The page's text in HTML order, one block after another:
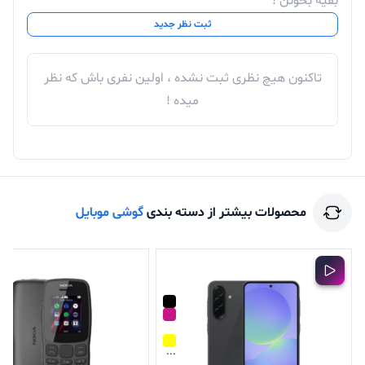
به قاب پشتی داده است و آن را جذاب‌تر کرده.
جالب است بدانید که در این دوربین چهارگانه شاهد لنز اصلی
این ماژول شاهد سه لنز دیگر هستیم که در کنار لنز آخر
می‌توان فلش LED را مشاهده کرد. فلش LED موجود به
است به خوبی نور کافی برای ثبت تصویر را مهیا می‌کند.
لنز اصلی این دوربین از نوع عریض بوده که می‌تواند تصاویر
که در شرایط نوری مناسب می‌تواند تصاویر بسیار باکیفیت و
با جزئیات تمام را ضبط کند.
ثبت نظر جدید
تاکنون هیچ نظری ثبت نشده ، اولین نفری باش که نظر
میده !
محصولات بیشتر از دسته بندیگوشی موبایل
...